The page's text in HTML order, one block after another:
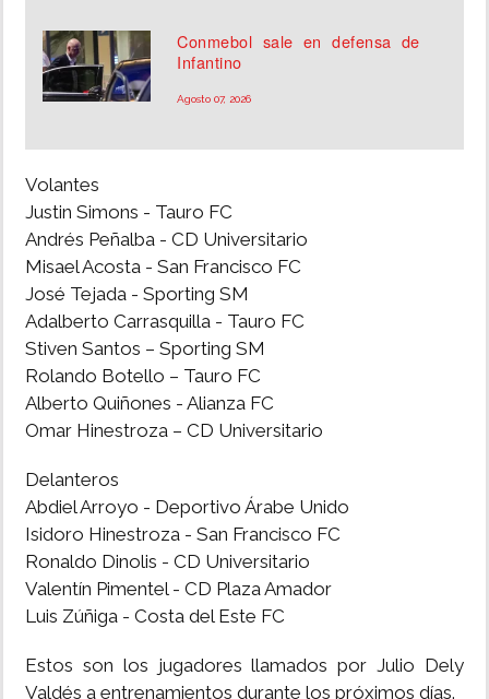
Conmebol sale en defensa de
Infantino
Agosto 07, 2026
Volantes
Justin Simons - Tauro FC
Andrés Peñalba - CD Universitario
Misael Acosta - San Francisco FC
José Tejada - Sporting SM
Adalberto Carrasquilla - Tauro FC
Stiven Santos – Sporting SM
Rolando Botello – Tauro FC
Alberto Quiñones - Alianza FC
Omar Hinestroza – CD Universitario
Delanteros
Abdiel Arroyo - Deportivo Árabe Unido
Isidoro Hinestroza - San Francisco FC
Ronaldo Dinolis - CD Universitario
Valentín Pimentel - CD Plaza Amador
Luis Zúñiga - Costa del Este FC
Estos son los jugadores llamados por Julio Dely
Valdés a entrenamientos durante los próximos días.